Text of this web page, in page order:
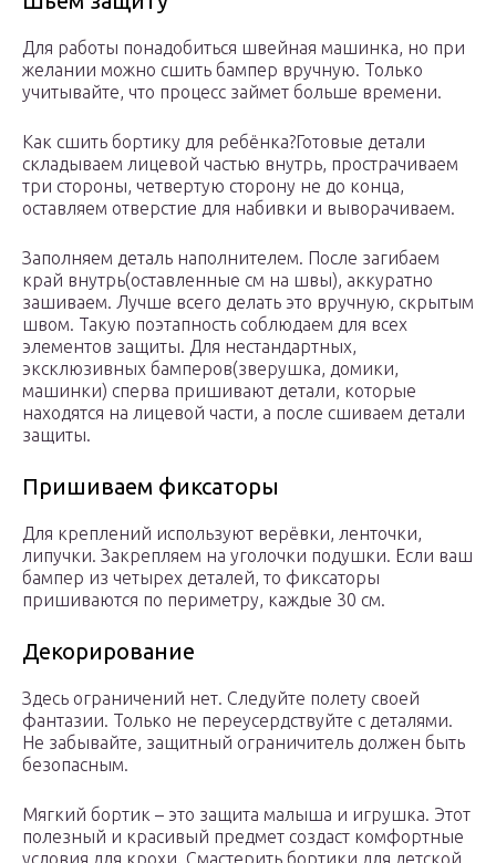
Для работы понадобиться швейная машинка, но при
желании можно сшить бампер вручную. Только
учитывайте, что процесс займет больше времени.
Как сшить бортику для ребёнка?Готовые детали
складываем лицевой частью внутрь, прострачиваем
три стороны, четвертую сторону не до конца,
оставляем отверстие для набивки и выворачиваем.
Заполняем деталь наполнителем. После загибаем
край внутрь(оставленные см на швы), аккуратно
зашиваем. Лучше всего делать это вручную, скрытым
швом. Такую поэтапность соблюдаем для всех
элементов защиты. Для нестандартных,
эксклюзивных бамперов(зверушка, домики,
машинки) сперва пришивают детали, которые
находятся на лицевой части, а после сшиваем детали
защиты.
Пришиваем фиксаторы
Для креплений используют верёвки, ленточки,
липучки. Закрепляем на уголочки подушки. Если ваш
бампер из четырех деталей, то фиксаторы
пришиваются по периметру, каждые 30 см.
Декорирование
Здесь ограничений нет. Следуйте полету своей
фантазии. Только не переусердствуйте с деталями.
Не забывайте, защитный ограничитель должен быть
безопасным.
Мягкий бортик – это защита малыша и игрушка. Этот
полезный и красивый предмет создаст комфортные
условия для крохи. Смастерить бортики для детской